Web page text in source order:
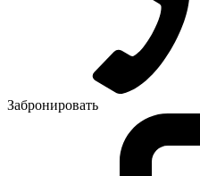
Забронировать